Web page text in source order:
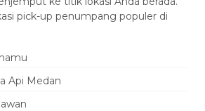
pick-up penumpang populer di
Api Medan